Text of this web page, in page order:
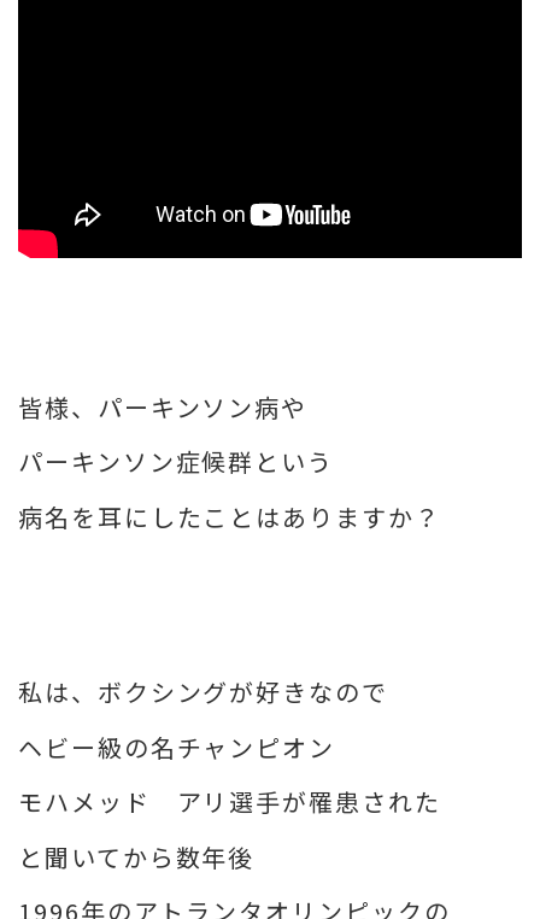
皆様、パーキンソン病や
パーキンソン症候群という
病名を耳にしたことはありますか？
私は、ボクシングが好きなので
ヘビー級の名チャンピオン
モハメッド アリ選手が罹患された
と聞いてから数年後
1996年のアトランタオリンピックの